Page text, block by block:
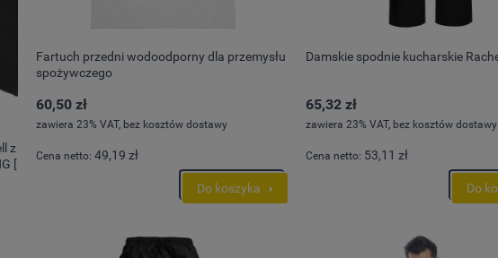
Fartuch przedni wodoodporny dla przemysłu
spożywczego
60,50 zł
zawiera 23% VAT, bez kosztów dostawy
Cena netto: 49,19 zł
Do koszyka
Damskie spodnie kucharskie
65,32 zł
zawiera 23% VAT, bez kosztów dostawy
Cena netto: 53,11 zł
Do